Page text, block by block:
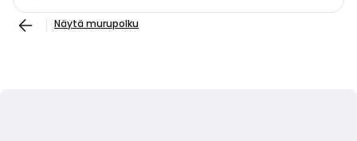
Näytä murupolku